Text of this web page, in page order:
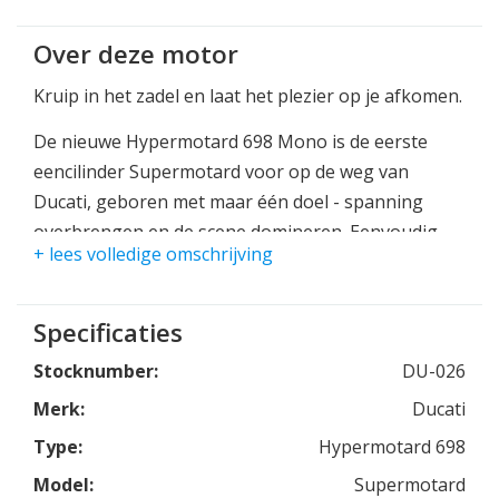
Over deze motor
Kruip in het zadel en laat het plezier op je afkomen.
De nieuwe Hypermotard 698 Mono is de eerste
eencilinder Supermotard voor op de weg van
Ducati, geboren met maar één doel - spanning
overbrengen en de scene domineren. Eenvoudig,
licht en wendbaar, het is een echte funbike met
+ lees volledige omschrijving
Specificaties
Stocknumber:
DU-026
Merk:
Ducati
Type:
Hypermotard 698
Model:
Supermotard